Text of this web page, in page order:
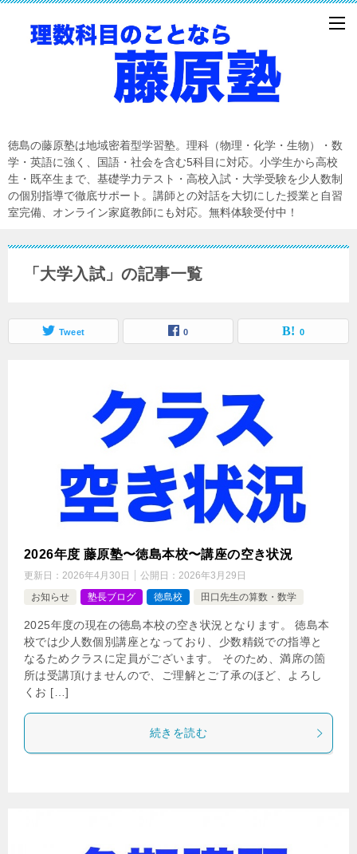
徳島の藤原塾は地域密着型学習塾。理科（物理・化学・生物）・数
学・英語に強く、国語・社会を含む5科目に対応。小学生から高校
生・既卒生まで、基礎学力テスト・高校入試・大学受験を少人数制
の個別指導で徹底サポート。講師との対話を大切にした授業と自習
室完備、オンライン家庭教師にも対応。無料体験受付中！
「大学入試」の記事一覧
Tweet 0 0
2026年度 藤原塾〜徳島本校〜講座の空き状況
更新日： 2026年4月30日 公開日： 2026年3月29日
お知らせ
塾長ブログ 徳島校 田口先生の算数・数学
2025年度の現在の徳島本校の空き状況となります。 徳島本
校では少人数個別講座となっており、少数精鋭での指導と
なるためクラスに定員がございます。 そのため、満席の箇
所は受講頂けませんので、ご理解とご了承のほど、よろし
くお […]
続きを読む